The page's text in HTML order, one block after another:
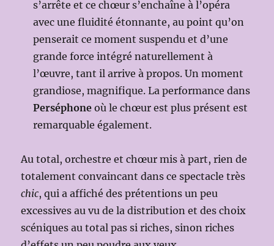
s’arrête et ce chœur s’enchaîne à l’opéra
avec une fluidité étonnante, au point qu’on
penserait ce moment suspendu et d’une
grande force intégré naturellement à
l’œuvre, tant il arrive à propos. Un moment
grandiose, magnifique. La performance dans
Perséphone où le chœur est plus présent est
remarquable également.
Au total, orchestre et chœur mis à part, rien de
totalement convaincant dans ce spectacle très
chic, qui a affiché des prétentions un peu
excessives au vu de la distribution et des choix
scéniques au total pas si riches, sinon riches